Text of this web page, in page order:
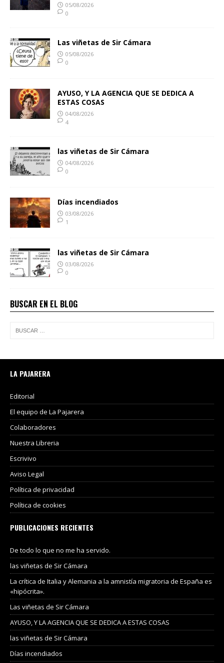
05/08/2026
0
Las viñetas de Sir Cámara
05/08/2026
0
AYUSO, Y LA AGENCIA QUE SE DEDICA A
ESTAS COSAS
04/08/2026
4
las viñetas de Sir Cámara
04/08/2026
0
Días incendiados
03/08/2026
1
las viñetas de Sir Cámara
03/08/2026
0
BUSCAR EN EL BLOG
LA PAJARERA
Editorial
El equipo de La Pajarera
Colaboradores
Nuestra Libreria
Escrivivo
Aviso Legal
Política de privacidad
Política de cookies
PUBLICACIONES RECIENTES
De todo lo que no me ha servido.
las viñetas de Sir Cámara
La crítica de Italia y Alemania a la amnistía migratoria de España es
«hipócrita».
Las viñetas de Sir Cámara
AYUSO, Y LA AGENCIA QUE SE DEDICA A ESTAS COSAS
las viñetas de Sir Cámara
Días incendiados